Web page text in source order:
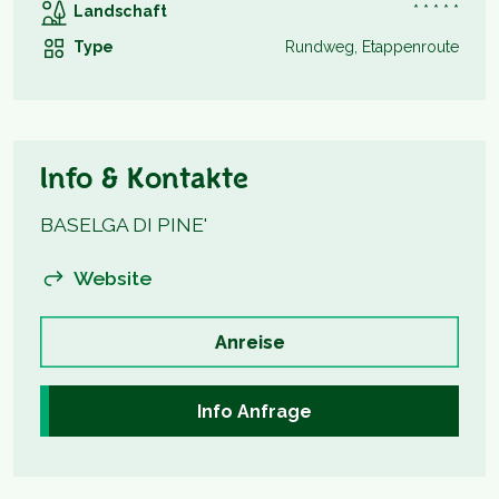
Landschaft
* * * * *
Type
Rundweg, Etappenroute
Info & Kontakte
BASELGA DI PINE'
Website
Anreise
Info Anfrage